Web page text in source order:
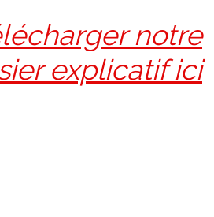
notre
explicatif ici